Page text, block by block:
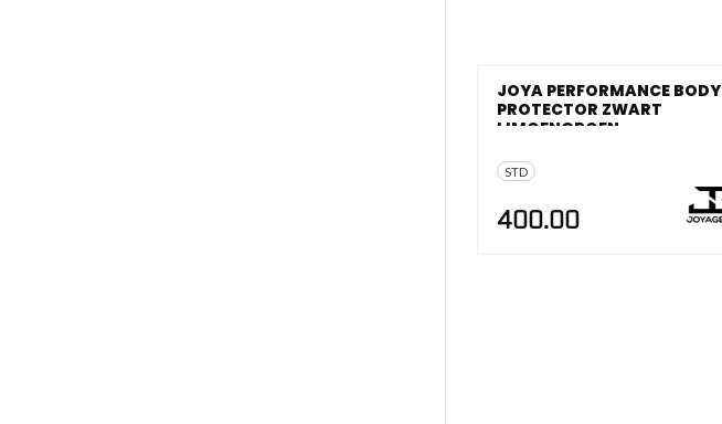
STD
JOYA PERFORMANCE BODY
PROTECTOR ZWART
LIMOENGROEN
400.00